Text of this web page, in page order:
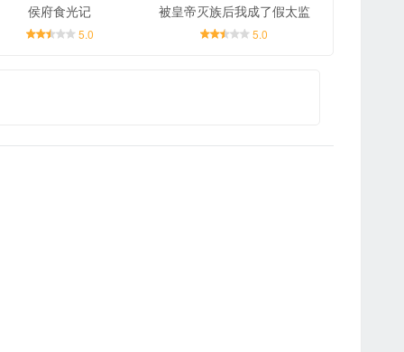
侯府食光记
5.0
被皇帝灭族后我成了假太监
5.0